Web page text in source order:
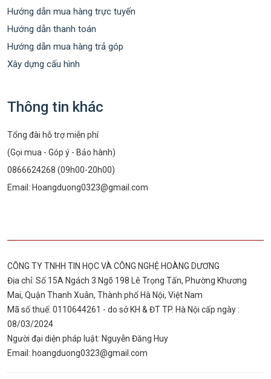
Hướng dẫn mua hàng trực tuyến
Hướng dẫn thanh toán
Hướng dẫn mua hàng trả góp
Xây dựng cấu hình
Thông tin khác
Tổng đài hỗ trợ miễn phí
(Gọi mua - Góp ý - Bảo hành)
0866624268 (09h00-20h00)
Email: Hoangduong0323@gmail.com
CÔNG TY TNHH TIN HỌC VÀ CÔNG NGHỆ HOÀNG DƯƠNG
Địa chỉ: Số 15A Ngách 3 Ngõ 198 Lê Trọng Tấn, Phường Khương
Mai, Quận Thanh Xuân, Thành phố Hà Nội, Việt Nam
Mã số thuế: 0110644261 - do sở KH & ĐT TP. Hà Nội cấp ngày :
08/03/2024
Người đại diện pháp luật: Nguyễn Đăng Huy
Email: hoangduong0323@gmail.com